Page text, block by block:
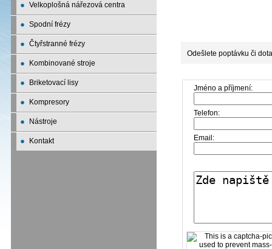
Velkoplošná nářezová centra
Spodní frézy
Čtyřstranné frézy
Kombinované stroje
Briketovací lisy
Kompresory
Nástroje
Kontakt
Odešlete poptávku či
Jméno a příjmení:
Telefon:
Email: